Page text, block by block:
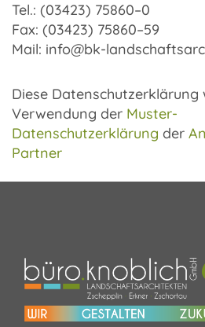
Tel.: (03423) 75860–0
Fax: (03423) 75860–59
Mail: info@bk-
Diese
Verwen­dung der Muster-
Datenschutzerklärung der
Part­ner